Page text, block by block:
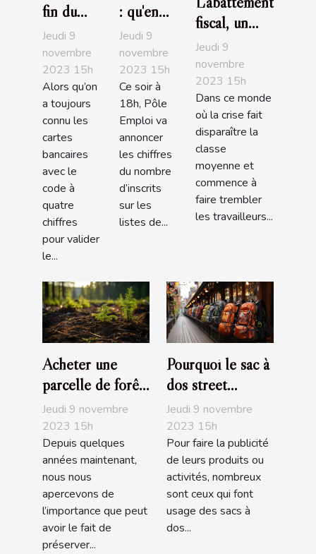
fin du
code
pour les
carte
bancaire
?
Jeudi 9
novembre
2023 15h
Alors qu’on
a toujours
connu les
cartes
bancaires
avec le
code à
quatre
chiffres
pour valider
le...
: qu'en
est-il
entre les
deux
tours?
Jeudi 9
novembre
2023 15h
Ce soir à
18h, Pôle
Emploi va
annoncer
les chiffres
du nombre
d’inscrits
sur les
listes de...
fiscal, un
bon moyen
de
redescendre
dans les
barèmes
Jeudi 9
novembre
2023 15h
Dans ce monde
où la crise fait
disparaître la
classe
moyenne et
commence à
faire trembler
les travailleurs...
Acheter une
parcelle de forêt,
un investissement
écologique
Jeudi 9 novembre
2023 15h
Depuis quelques
années maintenant,
nous nous
apercevons de
l’importance que peut
avoir le fait de
préserver...
Pourquoi le sac à
dos street
marketing est
pratique ?
Jeudi 9 novembre
2023 15h
Pour faire la publicité
de leurs produits ou
activités, nombreux
sont ceux qui font
usage des sacs à
dos...